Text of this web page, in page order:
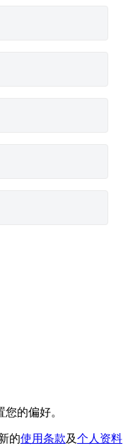
您的偏好。
的使用条款及个人资料